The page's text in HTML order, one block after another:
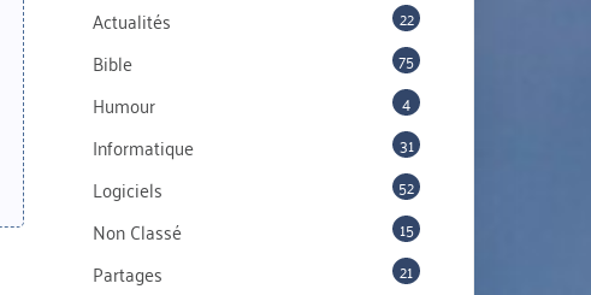
Actualités 22
Bible 75
Humour 4
Informatique 31
Logiciels 52
Non Classé 15
Partages 21